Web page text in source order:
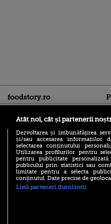
foodstory.ro
(P) Descoperă Lumea
Evenimentelor din România
cu Transilvania Events!
Atât noi, cât și partenerii
Dezvoltarea și îmbunătățirea
și/sau accesarea informațiilor
selectarea conținutului
Utilizarea profilurilor pentru
pentru publicitate
publicului prin statistici sau
limitate pentru a selecta
conținutul. Date precise de
Listă parteneri (furnizori)